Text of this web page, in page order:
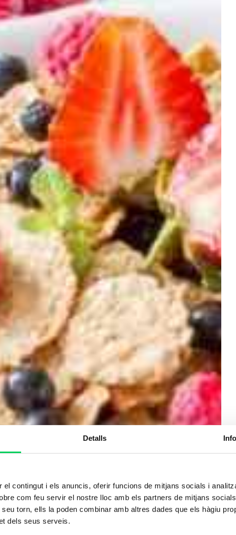
Detalls
el contingut i els anuncis, oferir funcions de mitjans socials i
com feu servir el nostre lloc amb els partners de mitjans
torn, ells la poden combinar amb altres dades que els hàgiu
dels seus serveis.